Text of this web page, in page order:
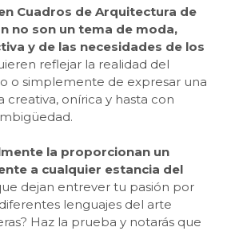
Cuadros de Arquitectura de
no son un tema de moda,
y de las necesidades de los
reflejar la realidad del
o simplemente de expresar una
creativa, onírica y hasta con
la proporcionan un
a cualquier estancia del
dejan entrever tu pasión por
lenguajes del arte
Haz la prueba y notarás que